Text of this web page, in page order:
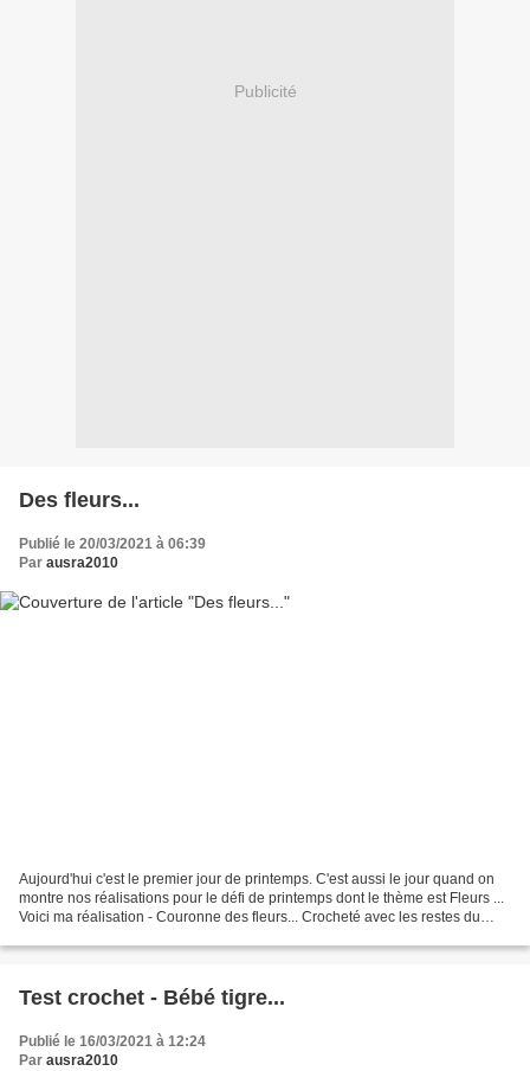
Publicité
Des fleurs...
Publié le 20/03/2021 à 06:39
Par ausra2010
Aujourd'hui c'est le premier jour de printemps. C'est aussi le jour quand on
montre nos réalisations pour le défi de printemps dont le thème est Fleurs ...
Voici ma réalisation - Couronne des fleurs... Crocheté avec les restes du
Test crochet - Bébé tigre...
Publié le 16/03/2021 à 12:24
Par ausra2010